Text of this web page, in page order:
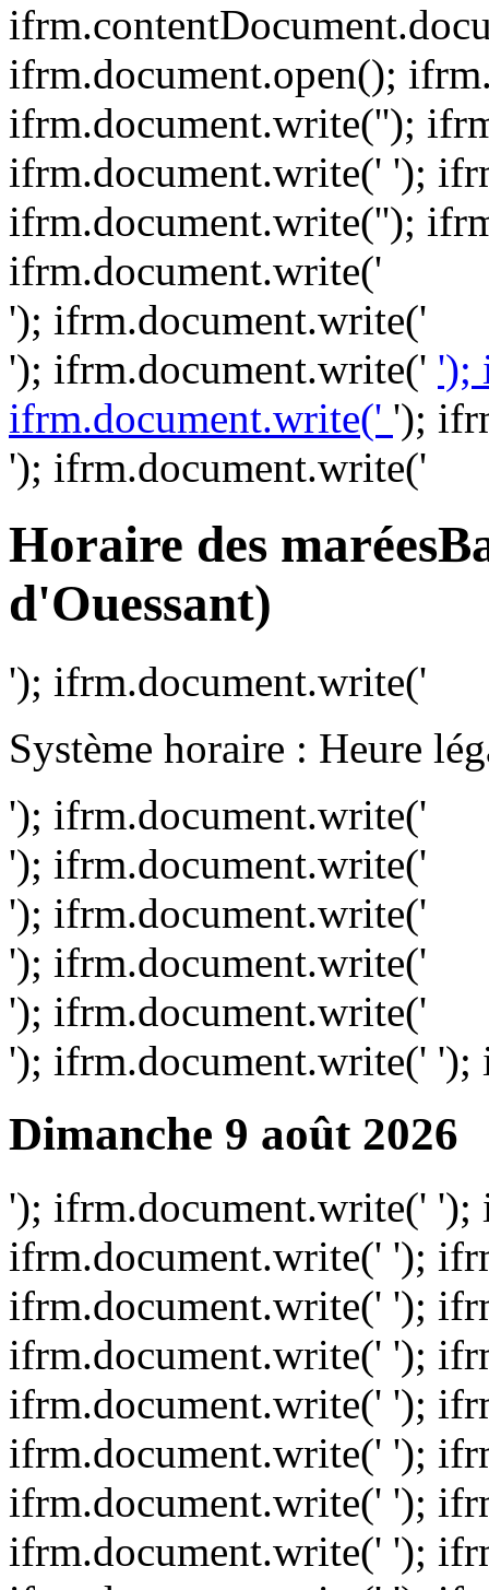
ifrm.document.open();
ifrm.document.write('');
ifrm.document.write(' ');
ifrm.document.write('');
ifrm.document.write('
'); ifrm.document.write('
'); ifrm.document.write(' ');
ifrm.document.write(' ');
'); ifrm.document.write('
Horaire des marées
d'Ouessant)
'); ifrm.document.write('
Système horaire : Heure
'); ifrm.document.write('
'); ifrm.document.write('
'); ifrm.document.write('
'); ifrm.document.write('
'); ifrm.document.write('
'); ifrm.document.write(' ');
Dimanche 9 août 2026
'); ifrm.document.write('
ifrm.document.write(' ');
ifrm.document.write(' ');
ifrm.document.write(' ');
ifrm.document.write(' ');
ifrm.document.write(' ');
ifrm.document.write(' ');
ifrm.document.write(' ');